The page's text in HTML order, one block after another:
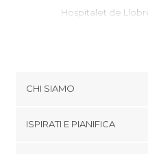
Hospitalet de
Sitges
Cerdanyola
CHI SIAMO
ISPIRATI E PIANIFICA